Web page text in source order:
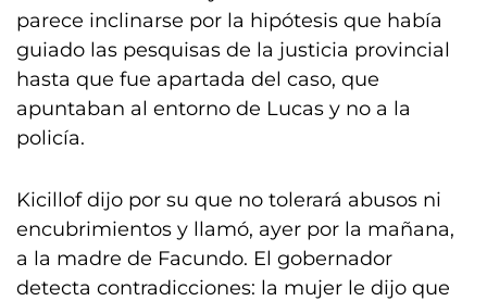
parece inclinarse por la hipótesis que había
guiado las pesquisas de la justicia provincial
hasta que fue apartada del caso, que
apuntaban al entorno de Lucas y no a la
policía.
Kicillof dijo por su que no tolerará abusos ni
encubrimientos y llamó, ayer por la mañana,
a la madre de Facundo. El gobernador
detecta contradicciones: la mujer le dijo que